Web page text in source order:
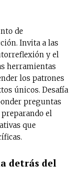
de
Invita a las
y el
herramientas
los patrones
únicos. Desafía
preguntas
el
que
detrás del